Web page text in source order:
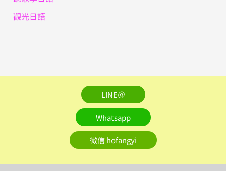
觀光日語
LINE＠
Whatsapp
微信 hofangyi